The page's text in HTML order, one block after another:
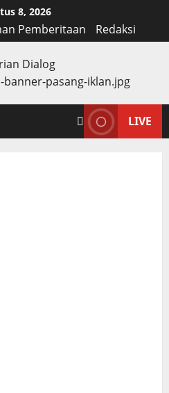
8, 2026
Pemberitaan Redaksi
LIVE